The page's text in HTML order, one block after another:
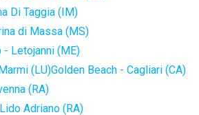
Di Taggia (IM)
di Massa (MS)
- Letojanni (ME)
(LU)Golden Beach - Cagliari (CA)
(RA)
Adriano (RA)